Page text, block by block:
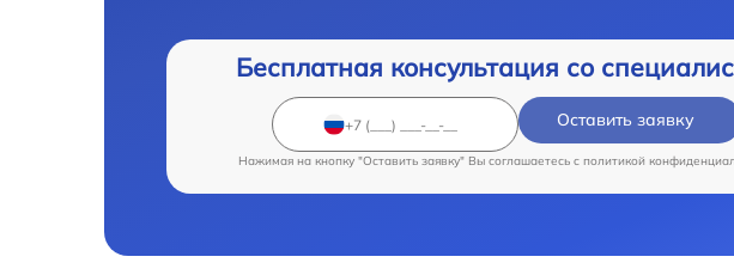
Бесплатная консультация со
Оставить заявку
Нажимая на кнопку "Оставить заявку" Вы соглашаетесь c политикой